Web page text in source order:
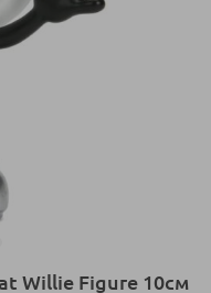
Willie Figure 10см